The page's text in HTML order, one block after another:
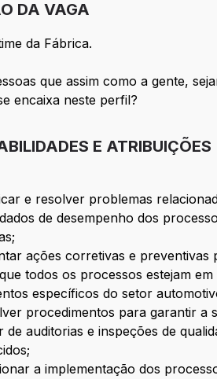
DA VAGA
da Fábrica.
que assim como a gente,
encaixa neste perfil?
E ATRIBUIÇÕES
e resolver problemas
de desempenho dos
ações corretivas e
todos os processos estejam
específicos do setor
procedimentos para garantir a
de auditorias e inspeções de
a implementação dos